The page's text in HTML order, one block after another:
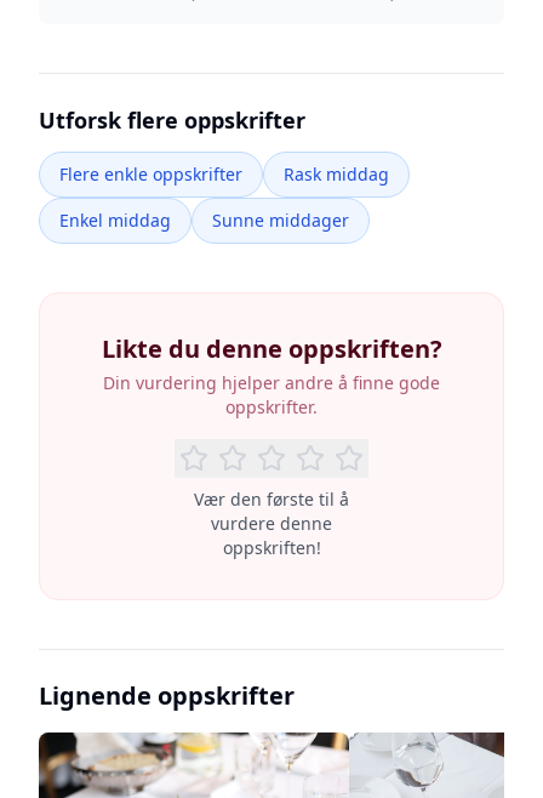
Utforsk flere oppskrifter
Flere enkle oppskrifter
Rask middag
Enkel middag
Sunne middager
Likte du denne oppskriften?
Din vurdering hjelper andre å finne gode
oppskrifter.
Vær den første til å
vurdere denne
oppskriften!
Lignende oppskrifter